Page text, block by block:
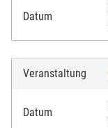
Datum
Veranstaltung
Datum